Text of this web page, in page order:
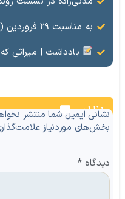
به مناسبت ۲۹ فروردین (۱۸ آوریل)، روز جهانی بناها و محوطه‌های تاریخی، سرپرست مدیریت گردشگری و مدیر حوزه مدیرعامل سازمان منطقه آزاد ماکو بر ضرورت صیانت از میراث تمدنی کشور تأکید کرد.
یادداشت | میراثی
نظرات
نشانی ایمیل شما منتشر
بخش‌های موردنیاز
دیدگاه*